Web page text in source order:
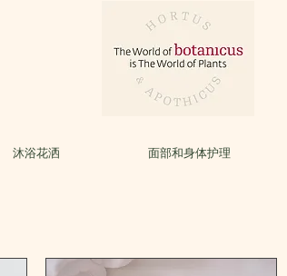
沐浴花洒 面部和身体护理